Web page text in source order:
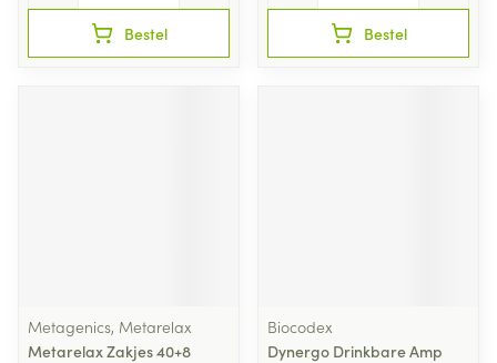
Bestel Bestel
Metagenics, Metarelax
Metarelax Zakjes 40+8
Biocodex
Dynergo Drinkbare Amp